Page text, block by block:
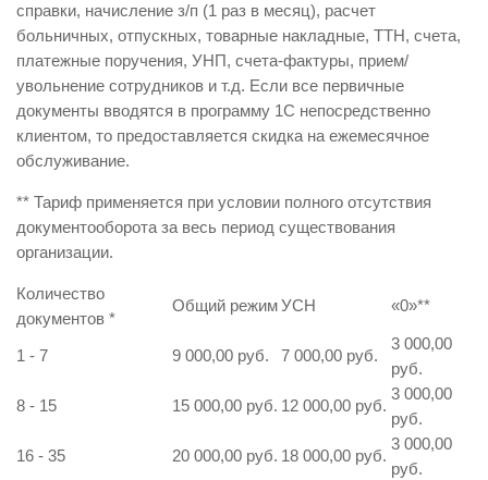
справки, начисление з/п (1 раз в месяц), расчет
больничных, отпускных, товарные накладные, ТТН, счета,
платежные поручения, УНП, счета-фактуры, прием/
увольнение сотрудников и т.д. Если все первичные
документы вводятся в программу 1С непосредственно
клиентом, то предоставляется скидка на ежемесячное
обслуживание.
** Тариф применяется при условии полного отсутствия
документооборота за весь период существования
организации.
Количество
документов *
Общий режимУСН «0»**
1 - 7 9 000,00 руб. 7 000,00 руб.
3 000,00
руб.
8 - 15
15 000,00 руб. 12 000,00 руб.
3 000,00
руб.
16 - 35
20 000,00 руб. 18 000,00 руб.
3 000,00
руб.